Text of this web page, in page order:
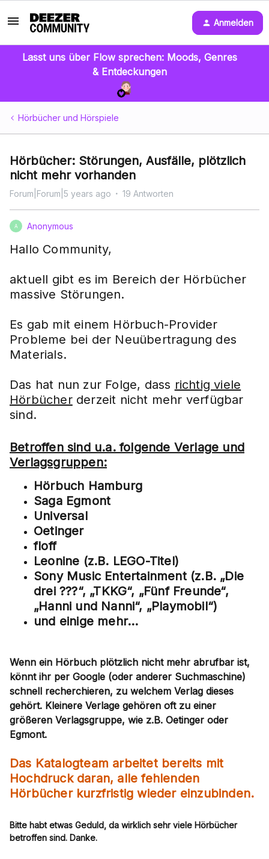
Anmelden
Lasst uns über Flow sprechen: Moods, Genres
& Entdeckungen
Hörbücher und Hörspiele
Hörbücher: Störungen, Ausfälle, plötzlich
nicht mehr vorhanden
Forum|Forum|5 years ago 19 Antworten
A Anonymous
Hallo Community,
aktuell gibt es im Bereich der Hörbücher
massive Störungen.
Es gab mit einem Hörbuch-Provider
Probleme bei der Neuübertragung des
Materials.
Das hat nun zur Folge, dass richtig viele
Hörbücherderzeit nicht mehr verfügbar
sind.
Betroffen sind u.a. folgende Verlage und
Verlagsgruppen:
Hörbuch Hamburg
Saga Egmont
Universal
Oetinger
floff
Leonine (z.B. LEGO-Titel)
Sony Music Entertainment (z.B. „Die
drei ???“, „TKKG“, „Fünf Freunde“,
„Hanni und Nanni“, „Playmobil“)
und einige mehr...
Wenn ein Hörbuch plötzlich nicht mehr abrufbar ist,
könnt ihr per Google (oder anderer Suchmaschine)
schnell recherchieren, zu welchem Verlag dieses
gehört. Kleinere Verlage gehören oft zu einer
größeren Verlagsgruppe, wie z.B. Oetinger oder
Egmont.
Das Katalogteam arbeitet bereits mit
Hochdruck daran, alle fehlenden
Hörbücher kurzfristig wieder einzubinden.
Bitte habt etwas Geduld, da wirklich sehr viele Hörbücher
betroffen sind. Danke.